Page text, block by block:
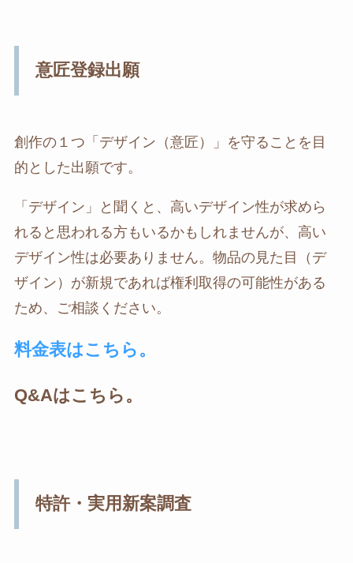
意匠登録出願
創作の１つ「デザイン（意匠）」を守ることを目
的とした出願です。
「デザイン」と聞くと、高いデザイン性が求めら
れると思われる方もいるかもしれませんが、高い
デザイン性は必要ありません。物品の見た目（デ
ザイン）が新規であれば権利取得の可能性がある
ため、ご相談ください。
料金表はこちら。
Q&Aはこちら。
特許・実用新案調査